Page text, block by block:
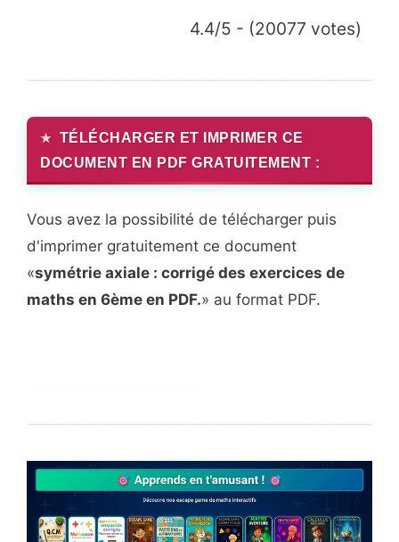
4.4/5 - (20077 votes)
TÉLÉCHARGER ET IMPRIMER CE
DOCUMENT EN PDF GRATUITEMENT :
Vous avez la possibilité de télécharger puis
d'imprimer gratuitement ce document
«symétrie axiale : corrigé des exercices de
maths en 6ème en PDF.» au format PDF.